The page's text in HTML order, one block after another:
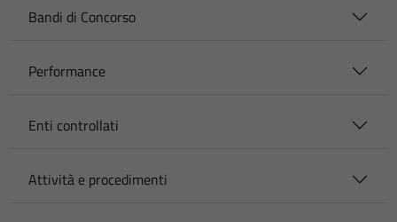
Bandi di Concorso
Performance
Enti controllati
Attività e procedimenti